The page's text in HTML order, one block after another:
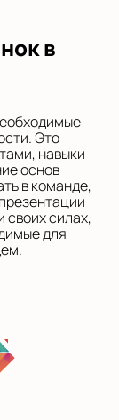
в
Это
навыки
основ
в команде,
своих силах,
для